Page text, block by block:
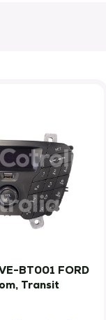
BT001 FORD
Transit